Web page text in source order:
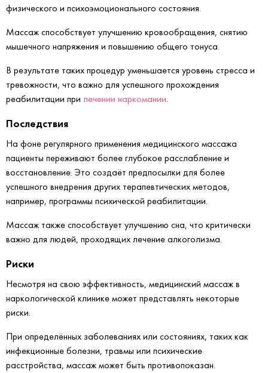
физического и психоэмоционального состояния.
Массаж способствует улучшению кровообращения, снятию
мышечного напряжения и повышению общего тонуса.
В результате таких процедур уменьшается уровень стресса и
тревожности, что важно для успешного прохождения
реабилитации при лечении наркомании.
Последствия
На фоне регулярного применения медицинского массажа
пациенты переживают более глубокое расслабление и
восстановление. Это создаёт предпосылки для более
успешного внедрения других терапевтических методов,
например, программы психической реабилитации.
Массаж также способствует улучшению сна, что критически
важно для людей, проходящих лечение алкоголизма.
Риски
Несмотря на свою эффективность, медицинский массаж в
наркологической клинике может представлять некоторые
риски.
При определённых заболеваниях или состояниях, таких как
инфекционные болезни, травмы или психические
расстройства, массаж может быть противопоказан.